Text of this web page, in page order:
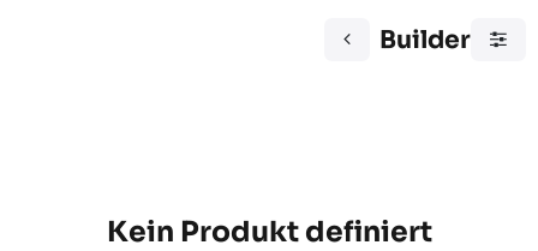
Builder
Kein Produkt definiert